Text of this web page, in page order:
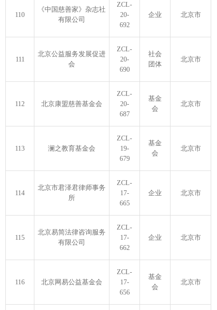
110
《中国慈善家》杂志社
有限公司
ZCL-
20-
692
企业 北京市
111
北京公益服务发展促进
会
ZCL-
20-
690
社会
团体
北京市
112 北京康盟慈善基金会
ZCL-
20-
687
基金
会
北京市
113 澜之教育基金会
ZCL-
19-
679
基金
会
北京市
114
北京市君泽君律师事务
所
ZCL-
17-
665
企业 北京市
115
北京易简法律咨询服务
有限公司
ZCL-
17-
662
企业 北京市
116 北京网易公益基金会
ZCL-
17-
656
基金
会
北京市